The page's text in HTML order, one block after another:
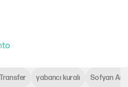
Transfer yabancı kuralı Sofyan